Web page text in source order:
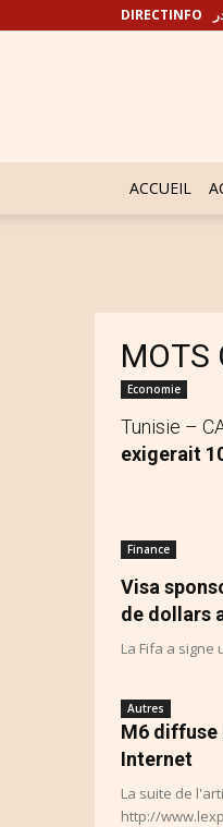
DIRECTINFO
ACCUEIL
MOTS
Economie
Tunisie –
exigerait
Finance
Visa
de dollars
La Fifa a signe
Autres
M6 diffuse
Internet
La suite de
http://